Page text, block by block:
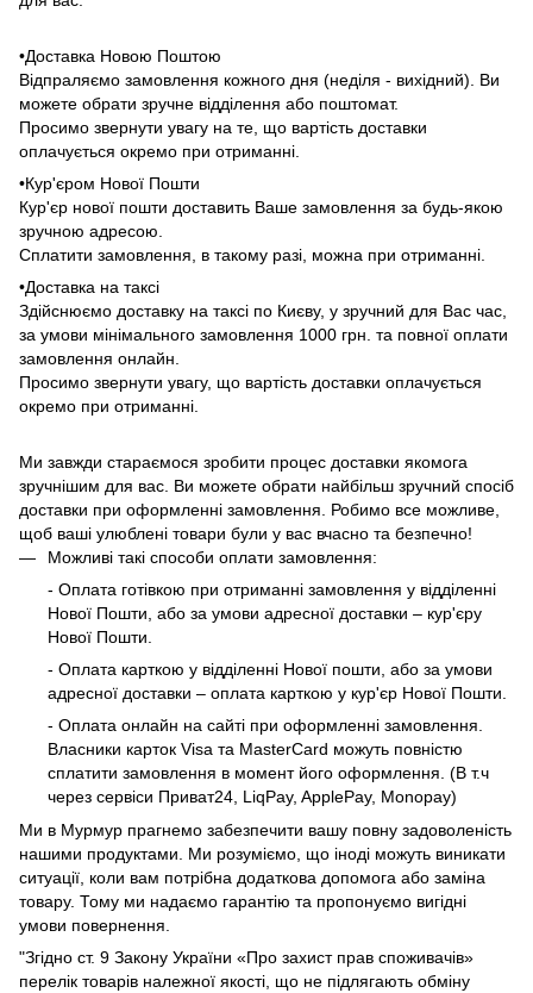
•Доставка Новою Поштою
Відпраляємо замовлення кожного дня (неділя - вихідний). Ви
можете обрати зручне відділення або поштомат.
Просимо звернути увагу на те, що вартість доставки
оплачується окремо при отриманні.
•Кур'єром Нової Пошти
Кур'єр нової пошти доставить Ваше замовлення за будь-якою
зручною адресою.
Сплатити замовлення, в такому разі, можна при отриманні.
•Доставка на таксі
Здійснюємо доставку на таксі по Києву, у зручний для Вас час,
за умови мінімального замовлення 1000 грн. та повної оплати
замовлення онлайн.
Просимо звернути увагу, що вартість доставки оплачується
окремо при отриманні.
Ми завжди стараємося зробити процес доставки якомога
зручнішим для вас. Ви можете обрати найбільш зручний спосіб
доставки при оформленні замовлення. Робимо все можливе,
щоб ваші улюблені товари були у вас вчасно та безпечно!
Можливі такі способи оплати замовлення:
- Оплата готівкою при отриманні замовлення у відділенні
Нової Пошти, або за умови адресної доставки – кур'єру
Нової Пошти.
- Оплата карткою у відділенні Нової пошти, або за умови
адресної доставки – оплата карткою у кур'єр Нової Пошти.
- Оплата онлайн на сайті при оформленні замовлення.
Власники карток Visa та MasterCard можуть повністю
сплатити замовлення в момент його оформлення. (В т.ч
через сервіси Приват24, LiqPay, ApplePay, Monopay)
Ми в Мурмур прагнемо забезпечити вашу повну задоволеність
нашими продуктами. Ми розуміємо, що іноді можуть виникати
ситуації, коли вам потрібна додаткова допомога або заміна
товару. Тому ми надаємо гарантію та пропонуємо вигідні
умови повернення.
"Згідно ст. 9 Закону України «Про захист прав споживачів»
перелік товарів належної якості, що не підлягають обміну